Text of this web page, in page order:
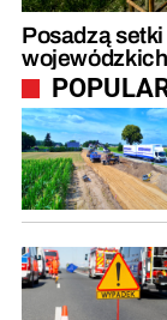
Posadzą
wojewódzkich